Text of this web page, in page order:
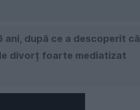
după ce a descoperit că
divorț foarte mediatizat